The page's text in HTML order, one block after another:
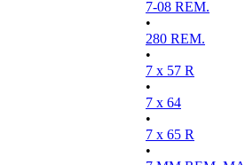
7-08 REM.
•
280 REM.
•
7 x 57 R
•
7 x 64
•
7 x 65 R
•